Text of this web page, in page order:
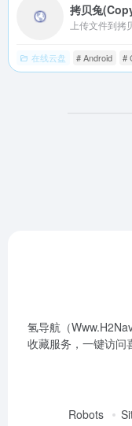
拷贝兔
上传文件到拷
在线云盘 # Android #
氢导航（
收藏服务，一键访问
Robots